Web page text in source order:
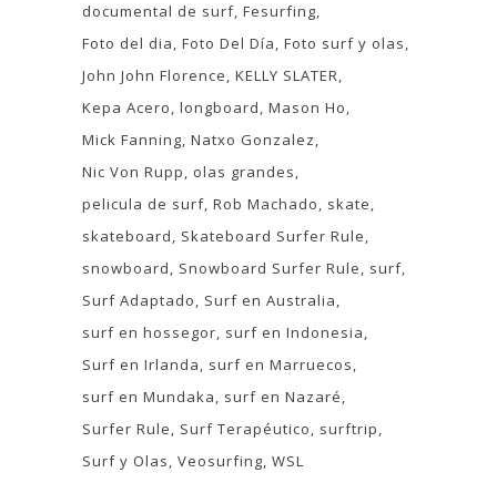
documental de surf Fesurfing
Foto del dia Foto Del Día Foto surf y olas
John John Florence KELLY SLATER
Kepa Acero longboard Mason Ho
Mick Fanning Natxo Gonzalez
Nic Von Rupp
olas grandes
pelicula de surf Rob Machado
skate
skateboard
Skateboard Surfer Rule
snowboard
Snowboard Surfer Rule
surf
Surf Adaptado
Surf en Australia
surf en hossegor surf en Indonesia
Surf en Irlanda
surf en Marruecos
surf en Mundaka
surf en Nazaré
Surfer Rule
Surf Terapéutico
surftrip
Surf y Olas Veosurfing WSL